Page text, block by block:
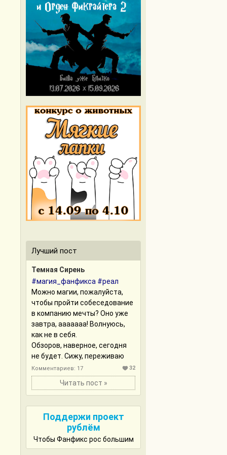
Лучший пост
Темная Сирень
#магия_фанфикса #реал
Можно магии, пожалуйста,
чтобы пройти собеседование
в компанию мечты? Оно уже
завтра, ааааааа! Волнуюсь,
как не в себя.
Обзоров, наверное, сегодня
не будет. Сижу, переживаю
Комментариев: 17 32
Читать пост »
Поддержи проект
рублём
Чтобы Фанфикс рос большим